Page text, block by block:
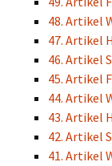
48. Artikel
47. Artikel
46. Artikel
45. Artikel
44. Artikel
43. Artikel
42. Artikel
41. Artikel